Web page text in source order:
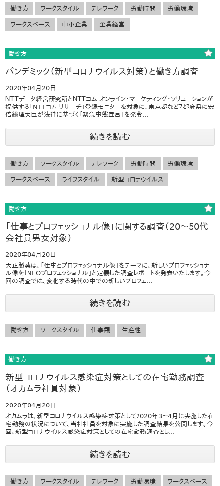
働き方 ワークスタイル テレワーク 労働時間 労働環境
ワークスペース 中小企業 企業経営
働き方
パンデミック（新型コロナウイルス対策）と働き方調査
2020年04月20日
ＮＴＴデータ経営研究所とＮＴＴコム オンライン・マーケティング・ソリューションが
提供する「NTTコム リサーチ」登録モニターを対象に、東京都など７都府県に安
倍総理大臣が法律に基づく「緊急事態宣言」を発令...
続きを読む
働き方 ワークスタイル テレワーク 労働時間 労働環境
ワークスペース ライフスタイル 新型コロナウイルス
働き方
「仕事とプロフェッショナル像」に関する調査（20～50代
会社員男女対象）
2020年04月20日
大正製薬は、「仕事とプロフェッショナル像」をテーマに、新しいプロフェッショナ
ル像を「NEOプロフェッショナル」と定義した調査レポートを発表いたします。今
回の調査では、変化する時代の中での新しいプロフェ...
続きを読む
働き方 ワークスタイル 仕事観 生産性
働き方
新型コロナウイルス感染症対策としての在宅勤務調査
（オカムラ社員対象）
2020年04月20日
オカムラは、新型コロナウイルス感染症対策として2020年3～4月に実施した在
宅勤務の状況について、当社社員を対象に実施した調査結果を公開します。今
回、新型コロナウイルス感染症対策としての在宅勤務調査とし...
続きを読む
働き方 ワークスタイル テレワーク 労働環境 ワークスペース